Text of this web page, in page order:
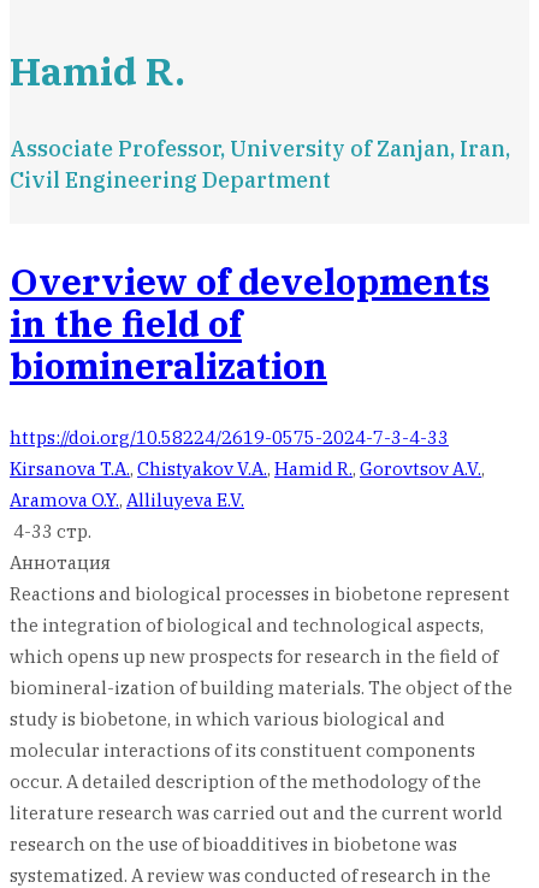
Hamid R.
Associate Professor, University of Zanjan, Iran,
Civil Engineering Department
Overview of developments
in the field of
biomineralization
https://doi.org/10.58224/2619-0575-2024-7-3-4-33
Kirsanova T.A., Chistyakov V.A., Hamid R., Gorovtsov A.V.,
Aramova O.Y., Alliluyeva E.V.
4-33 стр.
Аннотация
Reactions and biological processes in biobetone represent
the integration of biological and technological aspects,
which opens up new prospects for research in the field of
biomineral-ization of building materials. The object of the
study is biobetone, in which various biological and
molecular interactions of its constituent components
occur. A detailed description of the methodology of the
literature research was carried out and the current world
research on the use of bioadditives in biobetone was
systematized. A review was conducted of research in the